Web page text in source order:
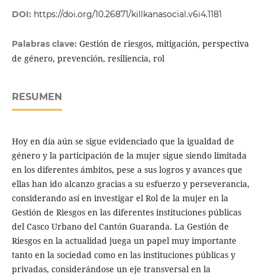
DOI: https://doi.org/10.26871/killkanasocial.v6i4.1181
Palabras clave: Gestión de riesgos, mitigación, perspectiva
de género, prevención, resiliencia, rol
RESUMEN
Hoy en día aún se sigue evidenciado que la igualdad de
género y la participación de la mujer sigue siendo limitada
en los diferentes ámbitos, pese a sus logros y avances que
ellas han ido alcanzo gracias a su esfuerzo y perseverancia,
considerando así en investigar el Rol de la mujer en la
Gestión de Riesgos en las diferentes instituciones públicas
del Casco Urbano del Cantón Guaranda. La Gestión de
Riesgos en la actualidad juega un papel muy importante
tanto en la sociedad como en las instituciones públicas y
privadas, considerándose un eje transversal en la